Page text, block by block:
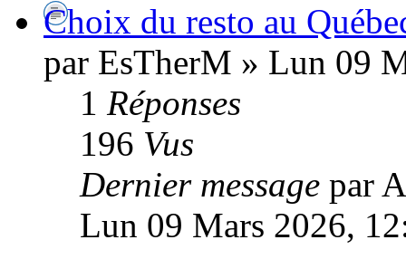
Choix du resto au
par EsTherM » Lun 09
1 Réponses
196 Vus
Dernier message par
Lun 09 Mars 2026,